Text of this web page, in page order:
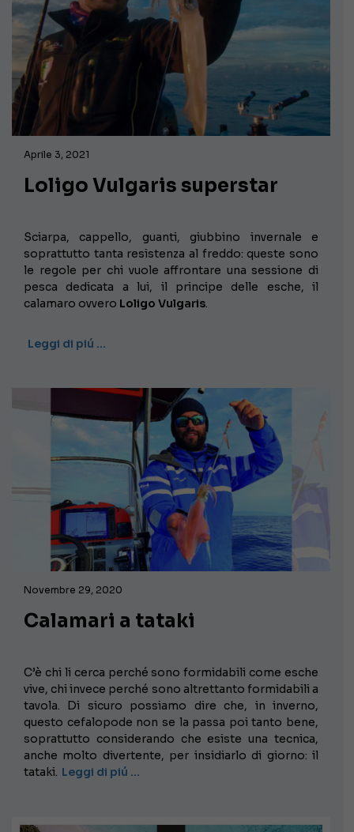
Aprile 3, 2021
Loligo Vulgaris superstar
Sciarpa, cappello, guanti, giubbino invernale e
soprattutto tanta resistenza al freddo: queste sono
le regole per chi vuole affrontare una sessione di
pesca dedicata a lui, il principe delle esche, il
calamaro ovvero Loligo Vulgaris.
Leggi di piú …
Novembre 29, 2020
Calamari a tataki
C’è chi li cerca perché sono formidabili come esche
vive, chi invece perché sono altrettanto formidabili a
tavola. Di sicuro possiamo dire che, in inverno,
questo cefalopode non se la passa poi tanto bene,
soprattutto considerando che esiste una tecnica,
anche molto divertente, per insidiarlo di giorno: il
tataki. Leggi di piú …